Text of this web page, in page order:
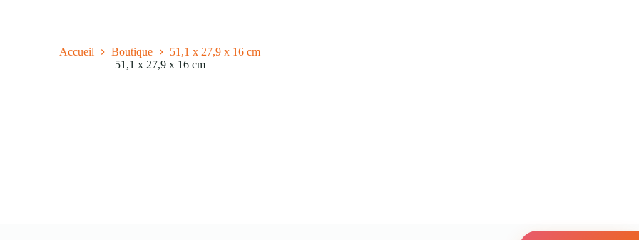
Accueil Boutique
51,1 x 27,9 x 16 cm
51,1 x 27,9 x 16 cm